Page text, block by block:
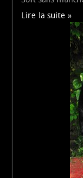
Lire la suite